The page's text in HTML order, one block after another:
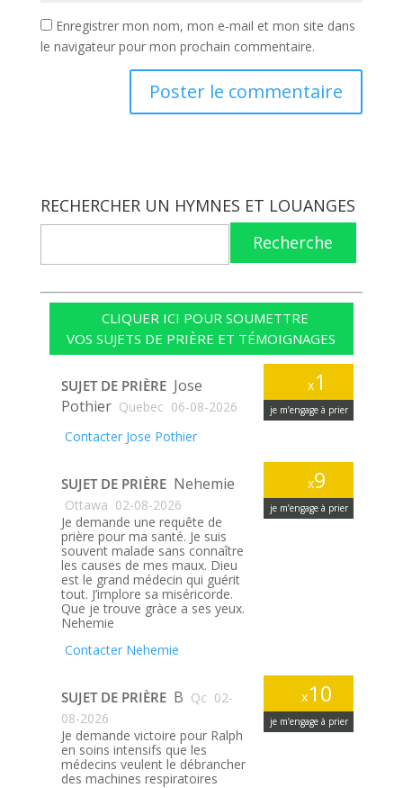
Enregistrer mon nom, mon e-mail et mon site dans
le navigateur pour mon prochain commentaire.
RECHERCHER UN HYMNES ET LOUANGES
Recherche
CLIQUER ICI POUR SOUMETTRE
VOS SUJETS DE PRIÈRE ET TÉMOIGNAGES
x1
je m’engage à prier
SUJET DE PRIÈRE Jose
Pothier Quebec 06-08-2026
Contacter Jose Pothier
x9
je m’engage à prier
SUJET DE PRIÈRE Nehemie
Ottawa 02-08-2026
Je demande une requête de
prière pour ma santé. Je suis
souvent malade sans connaître
les causes de mes maux. Dieu
est le grand médecin qui guérit
tout. J’implore sa miséricorde.
Que je trouve gràce a ses yeux.
Nehemie
Contacter Nehemie
x10
je m’engage à prier
SUJET DE PRIÈRE B Qc 02-
08-2026
Je demande victoire pour Ralph
en soins intensifs que les
médecins veulent le débrancher
des machines respiratoires